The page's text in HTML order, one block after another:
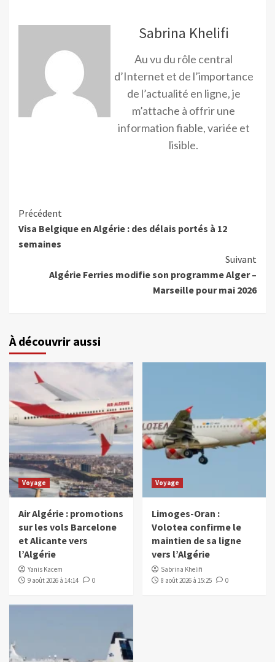
Sabrina Khelifi
Au vu du rôle central
d’Internet et de l’importance
de l’actualité en ligne, je
m’attache à offrir une
information fiable, variée et
lisible.
Précédent
Visa Belgique en Algérie : des délais portés à 12
semaines
Suivant
Algérie Ferries modifie son programme Alger –
Marseille pour mai 2026
À découvrir aussi
Voyage
Air Algérie : promotions
sur les vols Barcelone
et Alicante vers
l’Algérie
Yanis Kacem
9 août 2026 à 14:14
0
Voyage
Limoges-Oran :
Volotea confirme le
maintien de sa ligne
vers l’Algérie
Sabrina Khelifi
8 août 2026 à 15:25
0